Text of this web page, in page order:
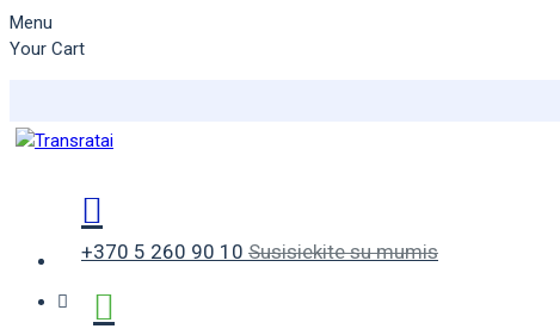
Menu
Your Cart
+370 5 260 90 10 Susisiekite su mumis